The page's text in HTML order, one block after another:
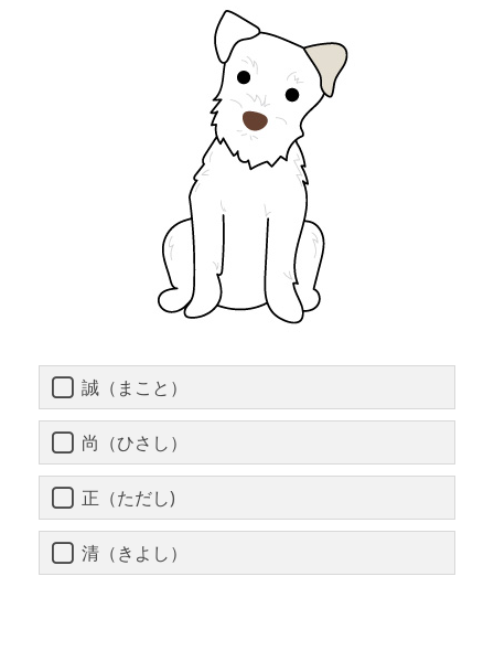
誠（まこと）
尚（ひさし）
正（ただし)
清（きよし）